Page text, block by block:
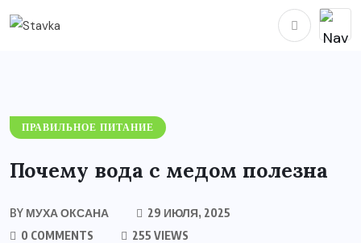
ПРАВИЛЬНОЕ ПИТАНИЕ
Почему вода с медом полезна
BY МУХА ОКСАНА
29 ИЮЛЯ, 2025
0 COMMENTS
255 VIEWS